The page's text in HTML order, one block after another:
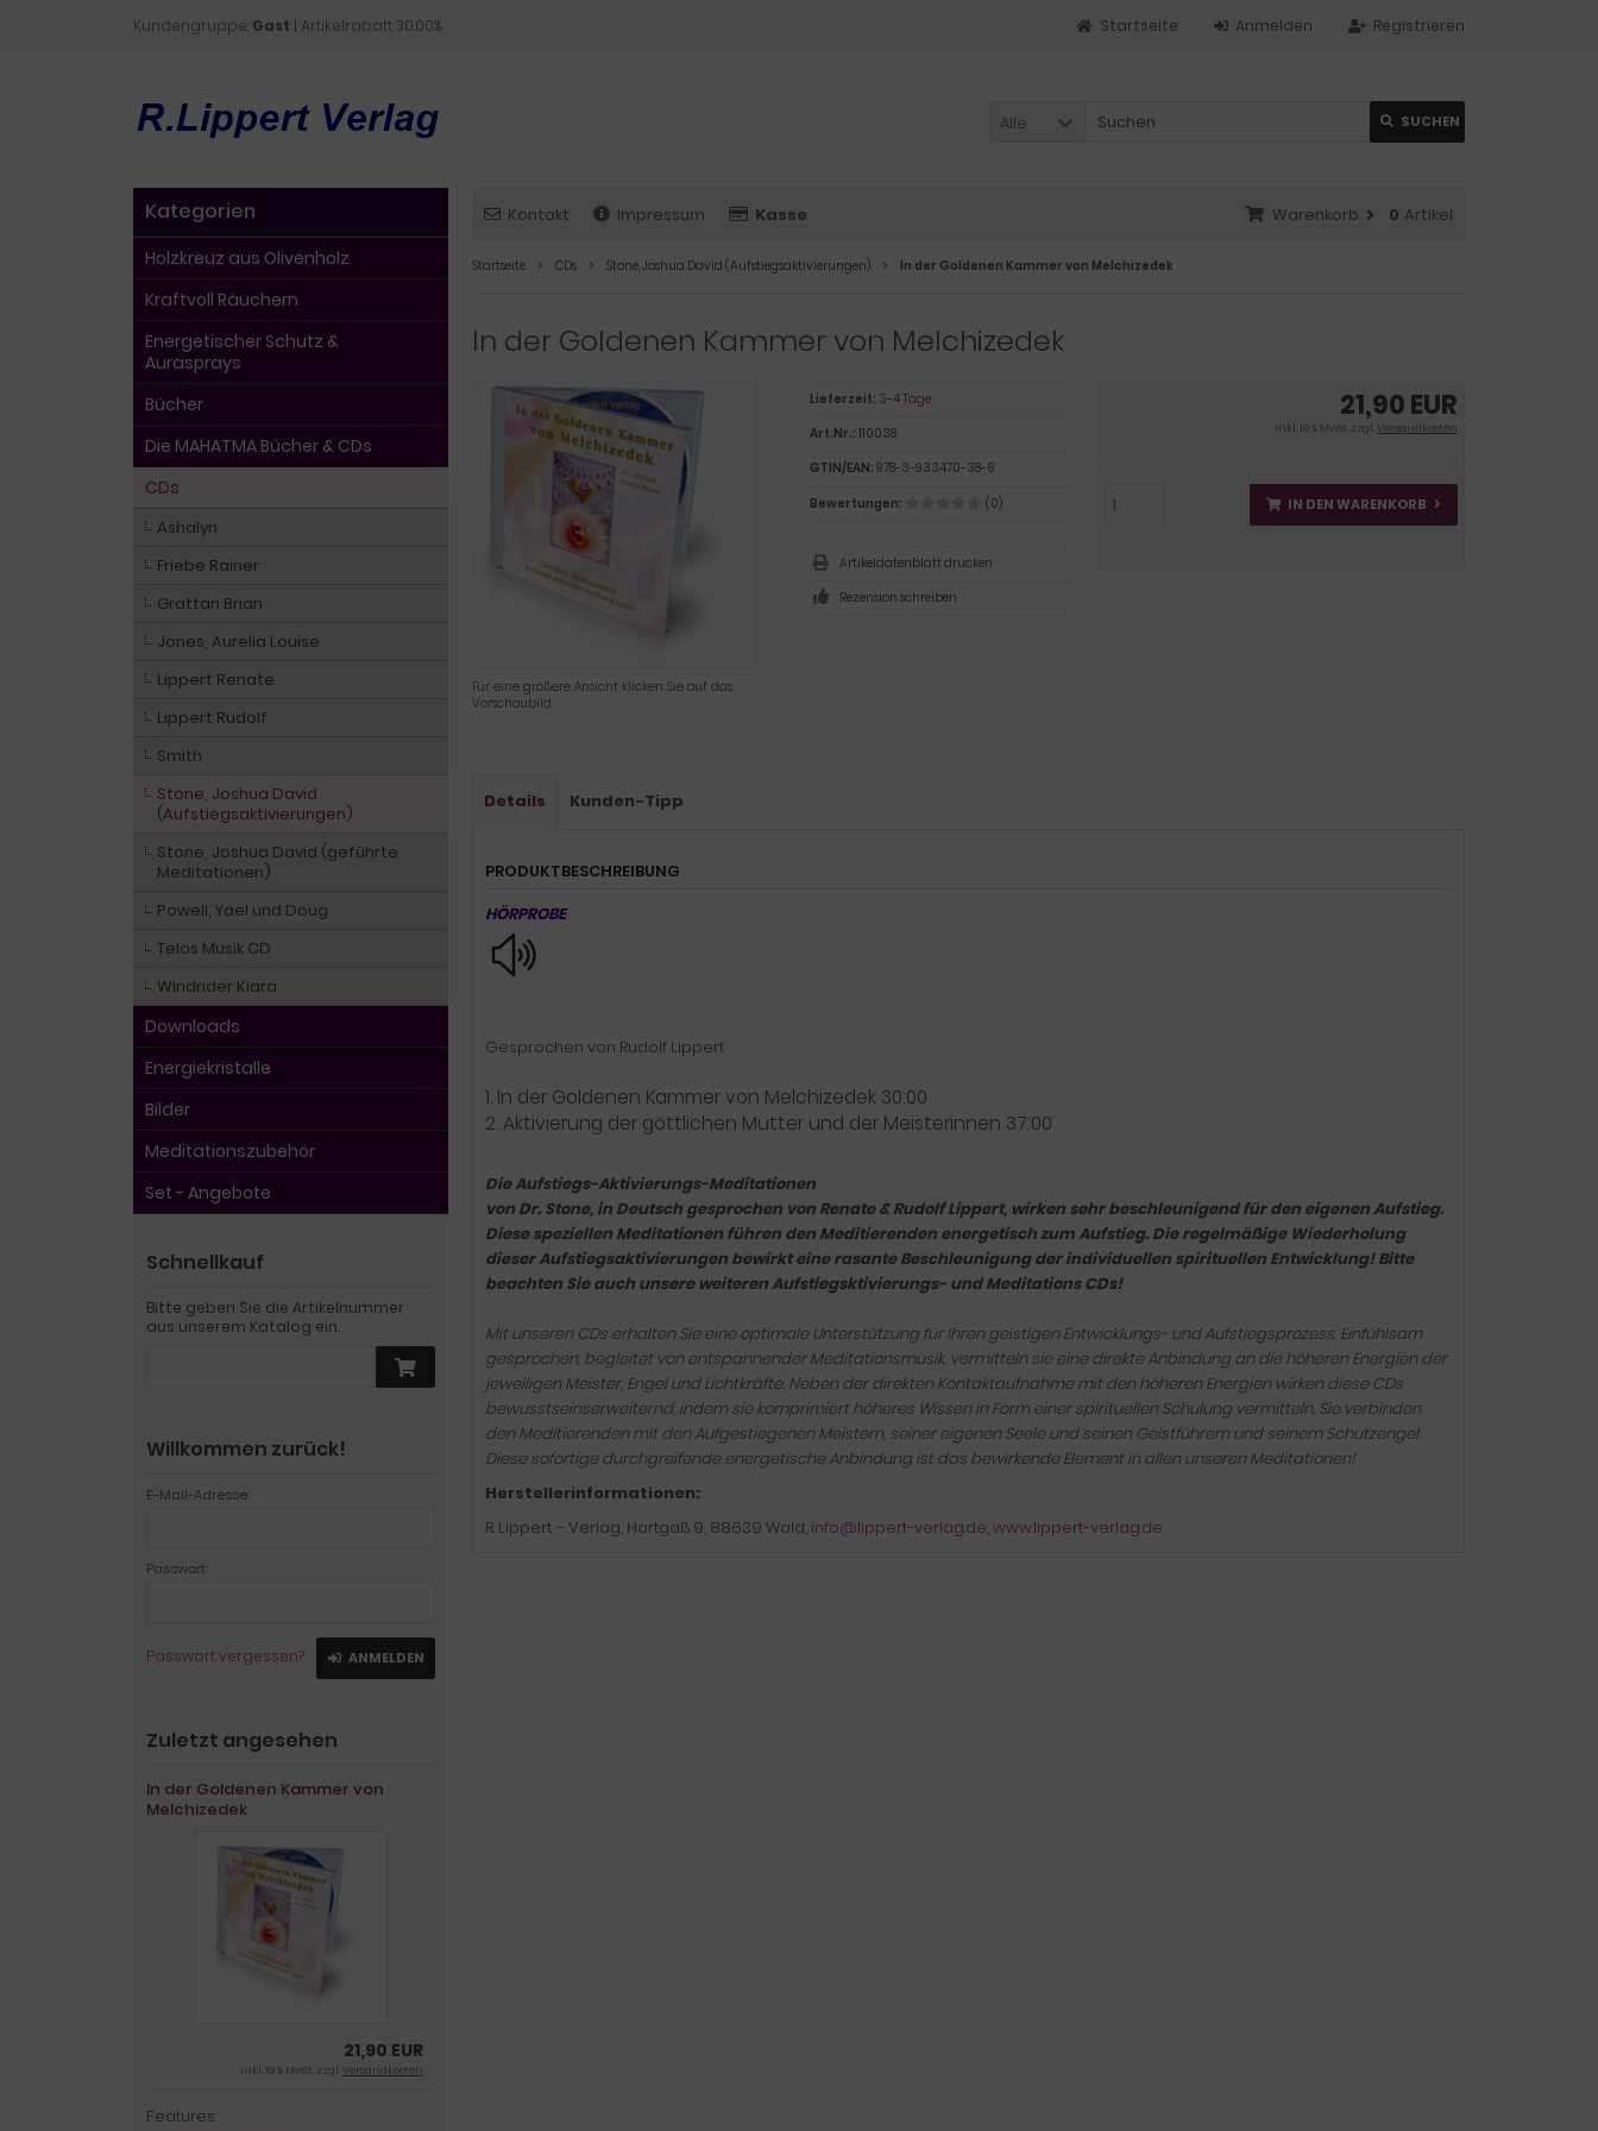
Kundengruppe: Gast | Artikelrabatt 30.00% Registrieren
Anmelden
Startseite
Alle SUCHEN
Kontakt Impressum Kasse Warenkorb 0 Artikel
Startseite CDs Stone, Joshua David (Aufstiegsaktivierungen) In der Goldenen Kammer von Melchizedek
In der Goldenen Kammer von Melchizedek
Für eine größere Ansicht klicken Sie auf das
Vorschaubild
21,90 EUR
inkl. 19 % MwSt. zzgl.Versandkosten
IN DEN WARENKORB
Lieferzeit: 3-4 Tage
Art.Nr.: 110038
GTIN/EAN: 978-3-933470-38-6
Bewertungen:
(0)
Artikeldatenblatt drucken
Rezension schreiben
Details Kunden-Tipp
PRODUKTBESCHREIBUNG
HÖRPROBE
Gesprochen von Rudolf Lippert
1. In der Goldenen Kammer von Melchizedek 30:00
2. Aktivierung der göttlichen Mutter und der Meisterinnen 37:00
Die Aufstiegs-Aktivierungs-Meditationen
von Dr. Stone, in Deutsch gesprochen von Renate & Rudolf Lippert, wirken sehr beschleunigend für den eigenen Aufstieg.
Diese speziellen Meditationen führen den Meditierenden energetisch zum Aufstieg. Die regelmäßige Wiederholung
dieser Aufstiegsaktivierungen bewirkt eine rasante Beschleunigung der individuellen spirituellen Entwicklung! Bitte
beachten Sie auch unsere weiteren Aufstiegsktivierungs- und Meditations CDs!
Mit unseren CDs erhalten Sie eine optimale Unterstützung für Ihren geistigen Entwicklungs- und Aufstiegsprozess. Einfühlsam
gesprochen, begleitet von entspannender Meditationsmusik, vermitteln sie eine direkte Anbindung an die höheren Energien der
jeweiligen Meister, Engel und Lichtkräfte. Neben der direkten Kontaktaufnahme mit den höheren Energien wirken diese CDs
bewusstseinserweiternd, indem sie komprimiert höheres Wissen in Form einer spirituellen Schulung vermitteln. Sie verbinden
den Meditierenden mit den Aufgestiegenen Meistern, seiner eigenen Seele und seinen Geistführern und seinem Schutzengel.
Diese sofortige durchgreifende energetische Anbindung ist das bewirkende Element in allen unseren Meditationen!
Herstellerinformationen:
R. Lippert – Verlag, Hartgaß 9, 88639 Wald, info@lippert-verlag.de,www.lippert-verlag.de
Kategorien
Holzkreuz aus Olivenholz
Kraftvoll Räuchern
Energetischer Schutz &
Aurasprays
Bücher
Die MAHATMA Bücher & CDs
CDs
Ashalyn
Friebe Rainer
Grattan Brian
Jones, Aurelia Louise
Lippert Renate
Lippert Rudolf
Smith
Stone, Joshua David
(Aufstiegsaktivierungen)
Stone, Joshua David (geführte
Meditationen)
Powell, Yael und Doug
Telos Musik CD
Windrider Kiara
Downloads
Energiekristalle
Bilder
Meditationszubehör
Set - Angebote
Schnellkauf
Bitte geben Sie die Artikelnummer
aus unserem Katalog ein.
Willkommen zurück!
E-Mail-Adresse:
Passwort:
Passwort vergessen? ANMELDEN
Zuletzt angesehen
In der Goldenen Kammer von
Melchizedek
21,90 EUR
inkl. 19 % MwSt. zzgl.Versandkosten
Features: